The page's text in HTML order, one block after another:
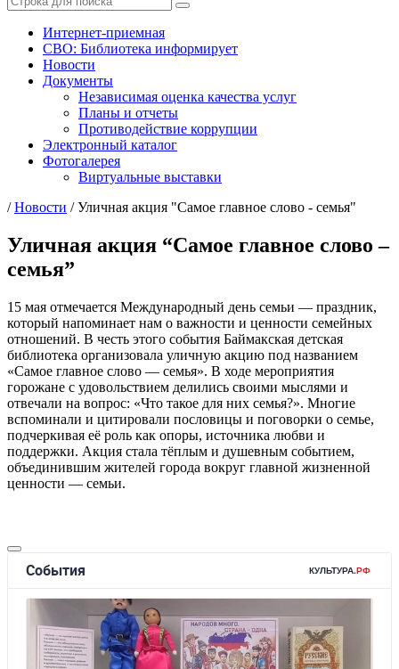
Интернет-приемная
СВО: Библиотека информирует
Новости
Документы
Независимая оценка качества услуг
Планы и отчеты
Противодействие коррупции
Электронный каталог
Фотогалерея
Виртуальные выставки
/Новости /Уличная акция "Самое главное слово - семья"
Уличная акция “Самое главное слово –
семья”
15 мая отмечается Международный день семьи — праздник,
который напоминает нам о важности и ценности семейных
отношений. В честь этого события Баймакская детская
библиотека организовала уличную акцию под названием
«Самое главное слово — семья». В ходе мероприятия
горожане с удовольствием делились своими мыслями и
отвечали на вопрос: «Что такое для них семья?». Многие
вспоминали и цитировали пословицы и поговорки о семье,
подчеркивая её роль как опоры, источника любви и
поддержки. Акция стала тёплым и душевным событием,
объединившим жителей города вокруг главной жизненной
ценности — семьи.